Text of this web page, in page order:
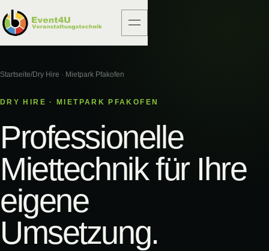
Startseite/Dry Hire · Mietpark Pfakofen
DRY HIRE · MIETPARK PFAKOFEN
Professionelle
Miettechnik für Ihre
eigene
Umsetzung.